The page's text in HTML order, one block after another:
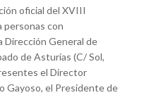
oficial del XVIII
personas con
Dirección General de
de Asturias (C/ Sol,
el Director
Gayoso, el Presidente de